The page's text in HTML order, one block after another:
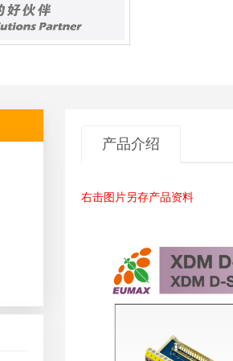
产品介绍
右击图片另存产品资料